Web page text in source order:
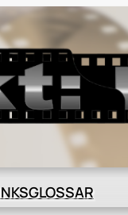
GLOSSAR